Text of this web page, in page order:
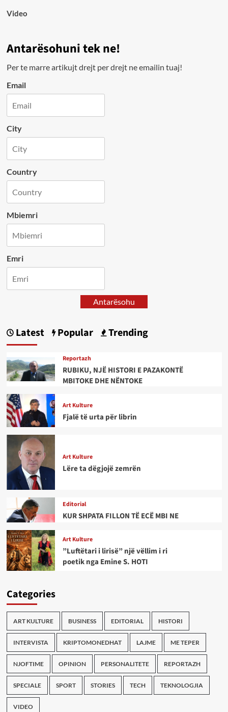
Video
Antarësohuni tek ne!
Per te marre artikujt drejt per drejt ne emailin tuaj!
Email
City
Country
Mbiemri
Emri
Antarësohu
Latest Popular Trending
Reportazh
RUBIKU, NJË HISTORI E PAZAKONTË
MBITOKE DHE NËNTOKE
Art Kulture
Fjalë të urta për librin
Art Kulture
Lëre ta dëgjojë zemrën
Editorial
KUR SHPATA FILLON TË ECË MBI NE
Art Kulture
”Luftëtari i lirisë” një vëllim i ri
poetik nga Emine S. HOTI
Categories
ART KULTURE BUSINESS EDITORIAL HISTORI
INTERVISTA KRIPTOMONEDHAT LAJME ME TEPER
NJOFTIME OPINION PERSONALITETE REPORTAZH
SPECIALE SPORT STORIES TECH TEKNOLOGJIA
VIDEO